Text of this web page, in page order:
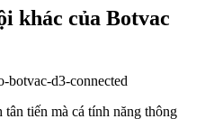
khác của Botvac
tiến mà cá tính năng thông